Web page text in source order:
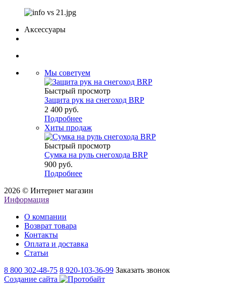
Аксессуары
Мы советуем
Быстрый просмотр
Защита рук на снегоход BRP
2 400 руб.
Подробнее
Хиты продаж
Быстрый просмотр
Сумка на руль снегохода BRP
900 руб.
Подробнее
2026 © Интернет магазин
Информация
О компании
Возврат товара
Контакты
Оплата и доставка
Статьи
8 800 302-48-75 8 920-103-36-99 Заказать звонок
Создание сайта